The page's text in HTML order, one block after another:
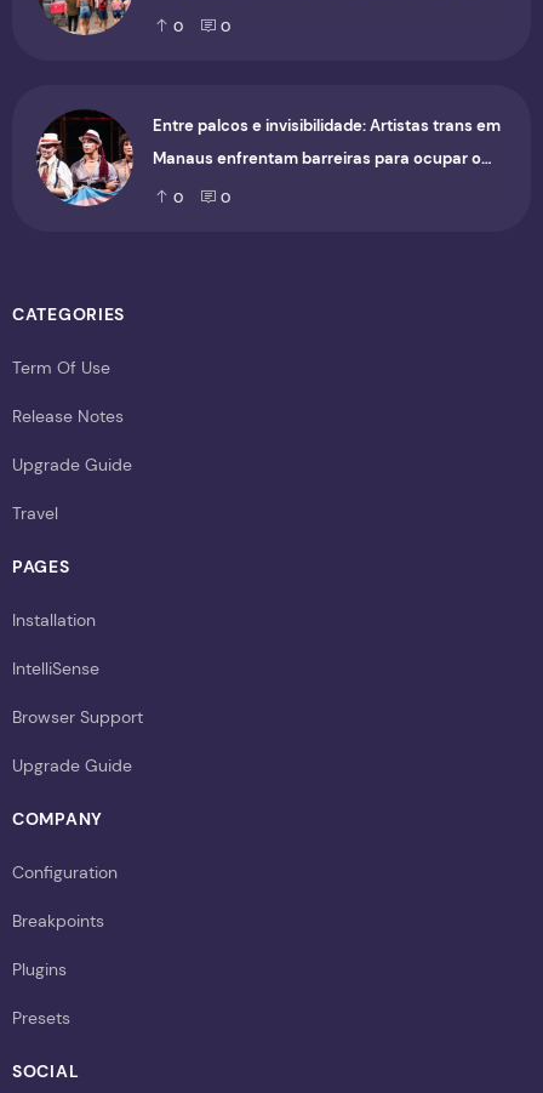
0 0
Entre palcos e invisibilidade: Artistas trans em
Manaus enfrentam barreiras para ocupar o
cenário cultural
0 0
CATEGORIES
Term Of Use
Release Notes
Upgrade Guide
Travel
PAGES
Installation
IntelliSense
Browser Support
Upgrade Guide
COMPANY
Configuration
Breakpoints
Plugins
Presets
SOCIAL